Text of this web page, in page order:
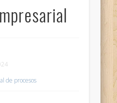
de procesos